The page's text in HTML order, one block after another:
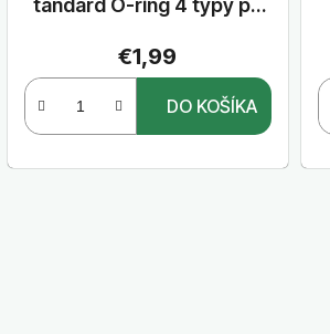
€1,99
DO KOŠÍKA